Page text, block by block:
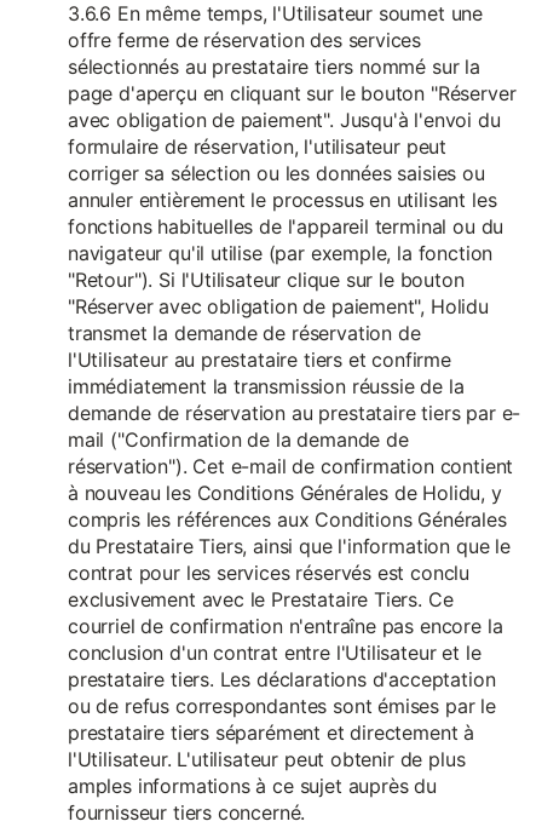
3.6.6 En même temps, l'Utilisateur soumet une
offre ferme de réservation des services
sélectionnés au prestataire tiers nommé sur la
page d'aperçu en cliquant sur le bouton "Réserver
avec obligation de paiement". Jusqu'à l'envoi du
formulaire de réservation, l'utilisateur peut
corriger sa sélection ou les données saisies ou
annuler entièrement le processus en utilisant les
fonctions habituelles de l'appareil terminal ou du
navigateur qu'il utilise (par exemple, la fonction
"Retour"). Si l'Utilisateur clique sur le bouton
"Réserver avec obligation de paiement", Holidu
transmet la demande de réservation de
l'Utilisateur au prestataire tiers et confirme
immédiatement la transmission réussie de la
demande de réservation au prestataire tiers par e-
mail ("Confirmation de la demande de
réservation"). Cet e-mail de confirmation contient
à nouveau les Conditions Générales de Holidu, y
compris les références aux Conditions Générales
du Prestataire Tiers, ainsi que l'information que le
contrat pour les services réservés est conclu
exclusivement avec le Prestataire Tiers. Ce
courriel de confirmation n'entraîne pas encore la
conclusion d'un contrat entre l'Utilisateur et le
prestataire tiers. Les déclarations d'acceptation
ou de refus correspondantes sont émises par le
prestataire tiers séparément et directement à
l'Utilisateur. L'utilisateur peut obtenir de plus
amples informations à ce sujet auprès du
fournisseur tiers concerné.